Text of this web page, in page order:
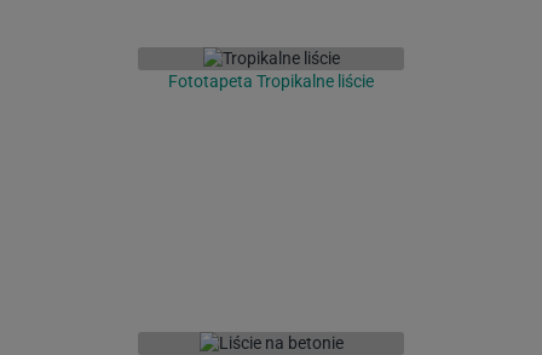
Fototapeta Tropikalne liście